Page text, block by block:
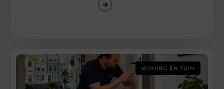
WONING EN TUIN